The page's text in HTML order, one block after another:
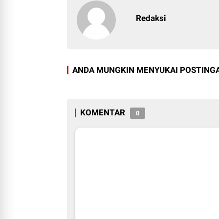
Redaksi
ANDA MUNGKIN MENYUKAI
KOMENTAR 0